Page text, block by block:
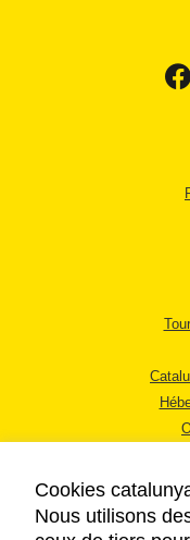
Cookies
Nous utilisons